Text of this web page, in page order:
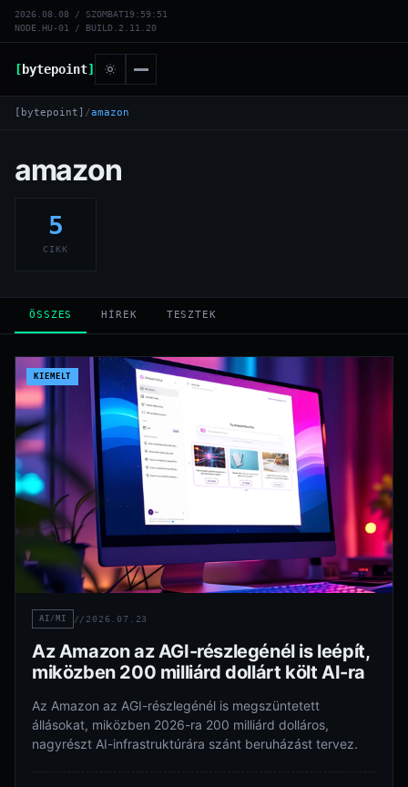
2026.08.08 / SZOMBAT19:59:51
NODE.HU-01 / BUILD.2.11.20
[bytepoint]
[bytepoint] /amazon
amazon
5
CIKK
ÖSSZES HÍREK TESZTEK
KIEMELT
AI/MI // 2026.07.23
Az Amazon az AGI-részlegénél is leépít,
miközben 200 milliárd dollárt költ AI-ra
Az Amazon az AGI-részlegénél is megszüntetett
állásokat, miközben 2026-ra 200 milliárd dolláros,
nagyrészt AI-infrastruktúrára szánt beruházást tervez.